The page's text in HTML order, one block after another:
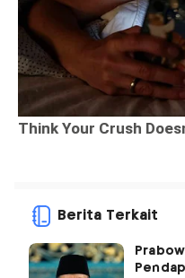
Berita Terkait